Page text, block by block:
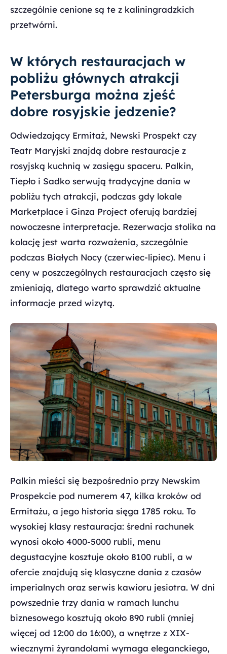
szczególnie cenione są te z kaliningradzkich
przetwórni.
W których restauracjach w
pobliżu głównych atrakcji
Petersburga można zjeść
dobre rosyjskie jedzenie?
Odwiedzający Ermitaż, Newski Prospekt czy
Teatr Maryjski znajdą dobre restauracje z
rosyjską kuchnią w zasięgu spaceru. Palkin,
Tiepło i Sadko serwują tradycyjne dania w
pobliżu tych atrakcji, podczas gdy lokale
Marketplace i Ginza Project oferują bardziej
nowoczesne interpretacje. Rezerwacja stolika na
kolację jest warta rozważenia, szczególnie
podczas Białych Nocy (czerwiec-lipiec). Menu i
ceny w poszczególnych restauracjach często się
zmieniają, dlatego warto sprawdzić aktualne
informacje przed wizytą.
Palkin mieści się bezpośrednio przy Newskim
Prospekcie pod numerem 47, kilka kroków od
Ermitażu, a jego historia sięga 1785 roku. To
wysokiej klasy restauracja: średni rachunek
wynosi około 4000-5000 rubli, menu
degustacyjne kosztuje około 8100 rubli, a w
ofercie znajdują się klasyczne dania z czasów
imperialnych oraz serwis kawioru jesiotra. W dni
powszednie trzy dania w ramach lunchu
biznesowego kosztują około 890 rubli (mniej
więcej od 12:00 do 16:00), a wnętrze z XIX-
wiecznymi żyrandolami wymaga eleganckiego,